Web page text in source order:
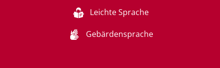
Leichte Sprache
Gebärdensprache